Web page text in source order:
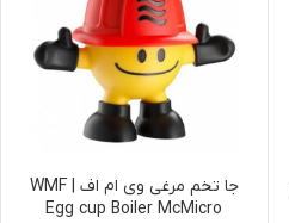
جا تخم مرغی وی ام اف | WMF
Egg cup Boiler McMicro